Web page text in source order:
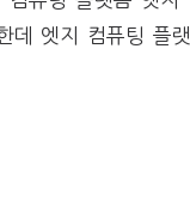
데 엣지 컴퓨팅 플랫